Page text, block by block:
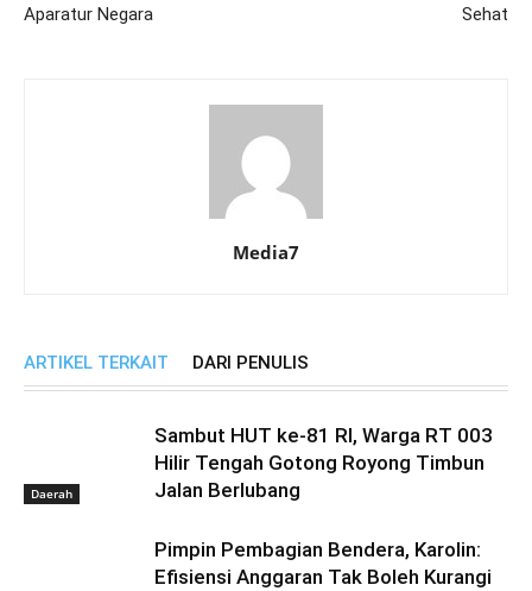
Aparatur Negara
Sehat
Media7
ARTIKEL TERKAIT DARI PENULIS
Daerah
Sambut HUT ke-81 RI, Warga RT 003
Hilir Tengah Gotong Royong Timbun
Jalan Berlubang
Pimpin Pembagian Bendera, Karolin:
Efisiensi Anggaran Tak Boleh Kurangi